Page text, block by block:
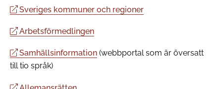
Sveriges kommuner och regioner
Arbetsförmedlingen
Samhällsinformation (webbportal som är översatt
till tio språk)